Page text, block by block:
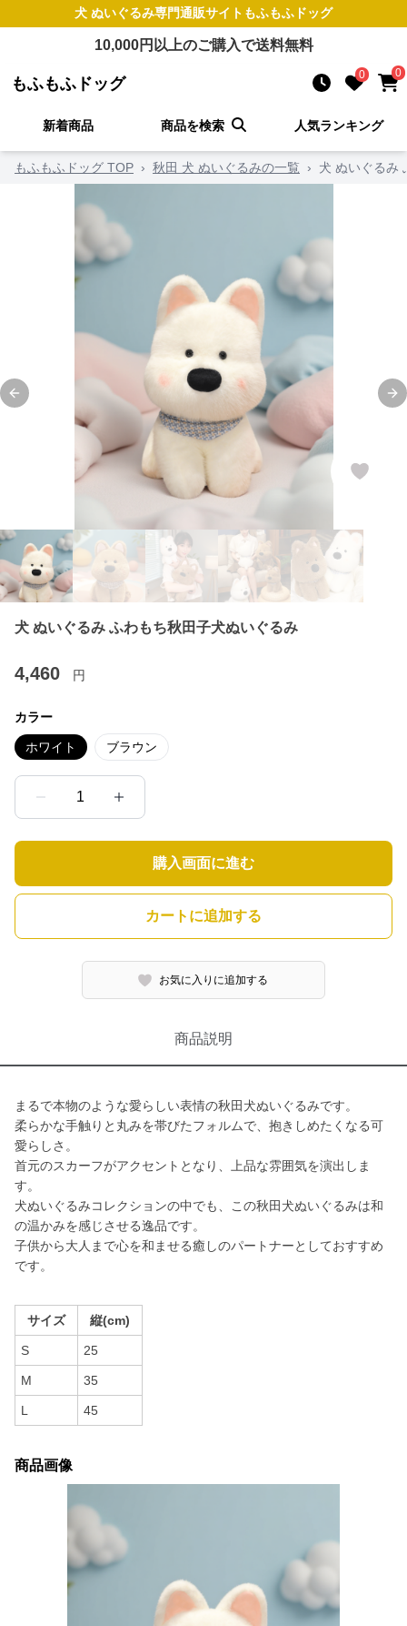
犬 ぬいぐるみ専門通販サイト もふもふドッグ
10,000円以上のご購入で送料無料
もふもふドッグ 0 0
新着商品 商品を検索 人気ランキング
もふもふドッグ TOP › 秋田 犬 ぬいぐるみの一覧 › 犬 ぬいぐるみ
Previous slide
犬 ぬいぐるみ ふわもち秋田子犬ぬいぐるみ
4,460 円
カラー
ホワイト ブラウン
1
購入画面に進む
カートに追加する
お気に入りに追加する
商品説明
まるで本物のような愛らしい表情の秋田犬ぬいぐるみです。
柔らかな手触りと丸みを帯びたフォルムで、抱きしめたくなる可
愛らしさ。
首元のスカーフがアクセントとなり、上品な雰囲気を演出しま
す。
犬ぬいぐるみコレクションの中でも、この秋田犬ぬいぐるみは和
の温かみを感じさせる逸品です。
子供から大人まで心を和ませる癒しのパートナーとしておすすめ
です。
サイズ 縦(cm)
S 25
M 35
L 45
商品画像